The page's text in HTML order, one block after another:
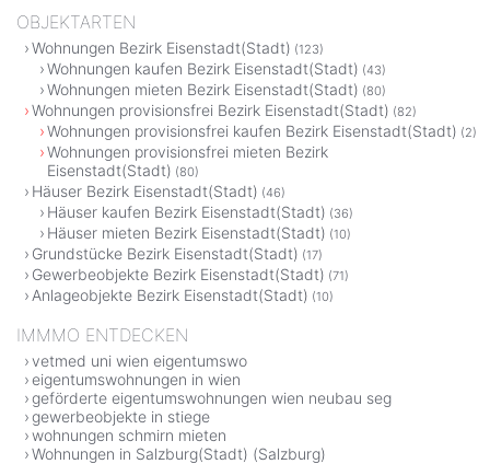
OBJEKTARTEN
Wohnungen Bezirk Eisenstadt(Stadt) (123)
Wohnungen kaufen Bezirk Eisenstadt(Stadt) (43)
Wohnungen mieten Bezirk Eisenstadt(Stadt) (80)
Wohnungen provisionsfrei Bezirk Eisenstadt(Stadt) (82)
Wohnungen provisionsfrei kaufen Bezirk Eisenstadt(Stadt) (2)
Wohnungen provisionsfrei mieten Bezirk
Eisenstadt(Stadt) (80)
Häuser Bezirk Eisenstadt(Stadt) (46)
Häuser kaufen Bezirk Eisenstadt(Stadt) (36)
Häuser mieten Bezirk Eisenstadt(Stadt) (10)
Grundstücke Bezirk Eisenstadt(Stadt) (17)
Gewerbeobjekte Bezirk Eisenstadt(Stadt) (71)
Anlageobjekte Bezirk Eisenstadt(Stadt) (10)
IMMMO ENTDECKEN
vetmed uni wien eigentumswo
eigentumswohnungen in wien
geförderte eigentumswohnungen wien neubau seg
gewerbeobjekte in stiege
wohnungen schmirn mieten
Wohnungen in Salzburg(Stadt) (Salzburg)